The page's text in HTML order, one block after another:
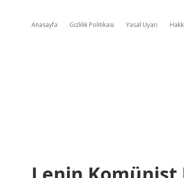
Anasayfa Gizlilik Politikası Yasal Uyarı